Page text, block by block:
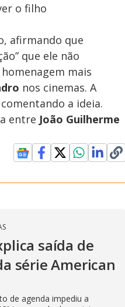
o filho
afirmando que
que ele não
mais
nos cinemas. A
a ideia.
entre João Guilherme
saída de
série American
de agenda impediu a